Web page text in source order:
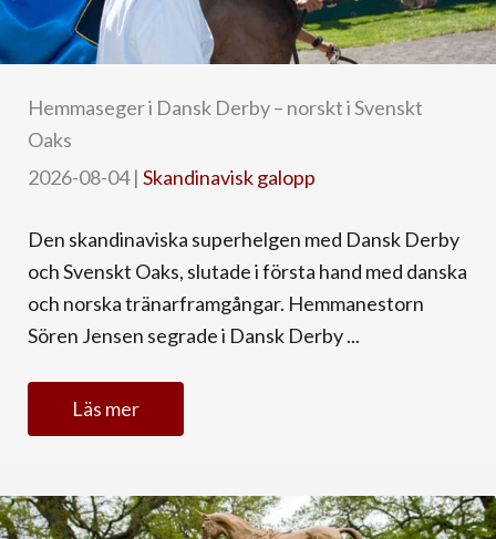
Hemmaseger i Dansk Derby – norskt i Svenskt
Oaks
2026-08-04| Skandinavisk galopp
Den skandinaviska superhelgen med Dansk Derby
och Svenskt Oaks, slutade i första hand med danska
och norska tränarframgångar. Hemmanestorn
Sören Jensen segrade i Dansk Derby ...
Läs mer